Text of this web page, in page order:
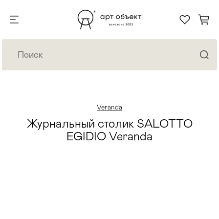
Veranda
Журнальный столик SALOTTO
EGIDIO Veranda